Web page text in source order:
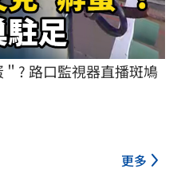
＂? 路口監視器直播斑鳩
更多